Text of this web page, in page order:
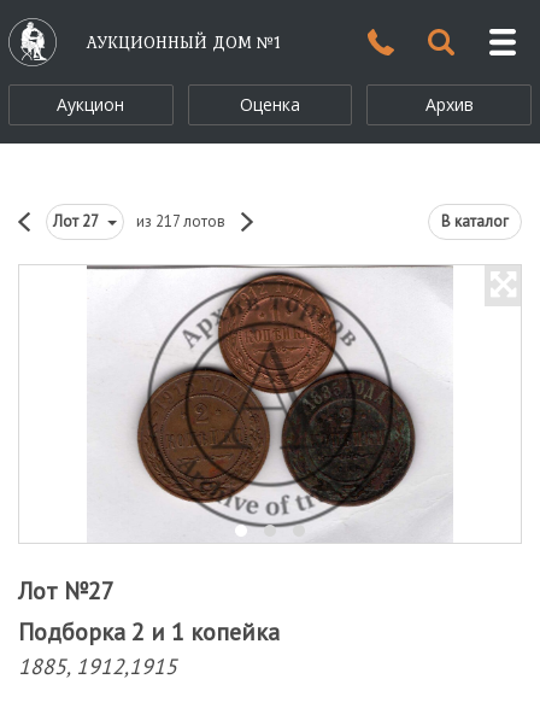
АУКЦИОННЫЙ ДОМ №1
Аукцион Оценка Архив
Лот27 из 217 лотов В каталог
Лот №27
Подборка 2 и 1 копейка
1885, 1912,1915